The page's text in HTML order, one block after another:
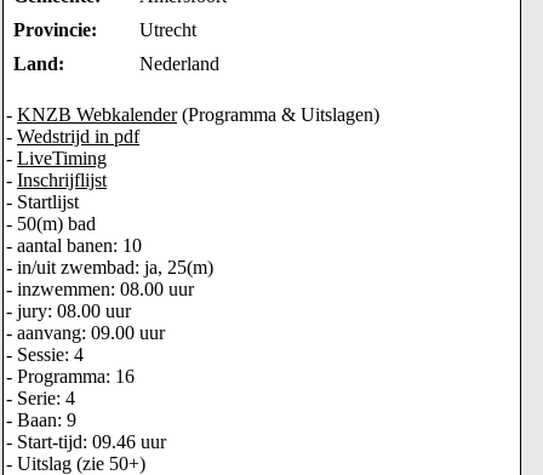
Provincie:
Utrecht
Land:
Nederland
- KNZB Webkalender(Programma & Uitslagen)
- Wedstrijd in pdf
- LiveTiming
- Inschrijflijst
- Startlijst
- 50(m) bad
- aantal banen: 10
- in/uit zwembad: ja, 25(m)
- inzwemmen: 08.00 uur
- jury: 08.00 uur
- aanvang: 09.00 uur
- Sessie: 4
- Programma: 16
- Serie: 4
- Baan: 9
- Start-tijd: 09.46 uur
- Uitslag (zie 50+)